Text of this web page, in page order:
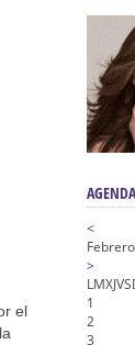
el
<
>
LMXJVS
1
2
3